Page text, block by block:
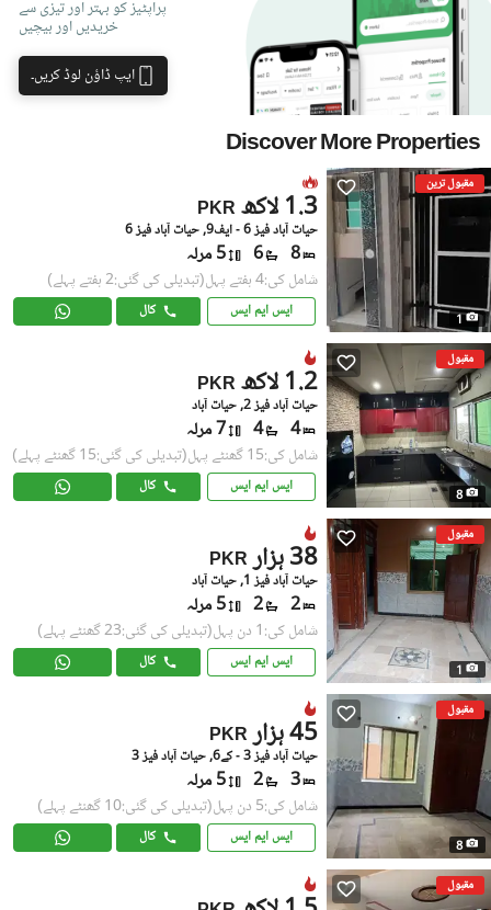
پراپٹیز کو بہتر اور تیزی سے
خریدیں اور بیچیں
ایپ ڈاؤن لوڈ کریں۔
Discover More Properties
مقبول ترین
1
PKR 1.3 لاکھ
حیات آباد فیز 6 - ایف9, حیات آباد فیز 6
8
6 5 مرلہ
شامل کی:4 ہفتے پہل (تبدیلی کی گئی:2 ہفتے پہلے)
ایس ایم ایس کال
مقبول
8
PKR 1.2 لاکھ
حیات آباد فیز 2, حیات آباد
4
4 7 مرلہ
شامل کی:15 گھنٹے پہل (تبدیلی کی گئی:15 گھنٹے پہلے)
ایس ایم ایس کال
مقبول
1
PKR 38 ہزار
حیات آباد فیز 1, حیات آباد
2
2 5 مرلہ
شامل کی:1 دن پہل (تبدیلی کی گئی:23 گھنٹے پہلے)
ایس ایم ایس کال
مقبول
8
PKR 45 ہزار
حیات آباد فیز 3 - کے6, حیات آباد فیز 3
3
2 5 مرلہ
شامل کی:5 دن پہل (تبدیلی کی گئی:10 گھنٹے پہلے)
ایس ایم ایس کال
مقبول